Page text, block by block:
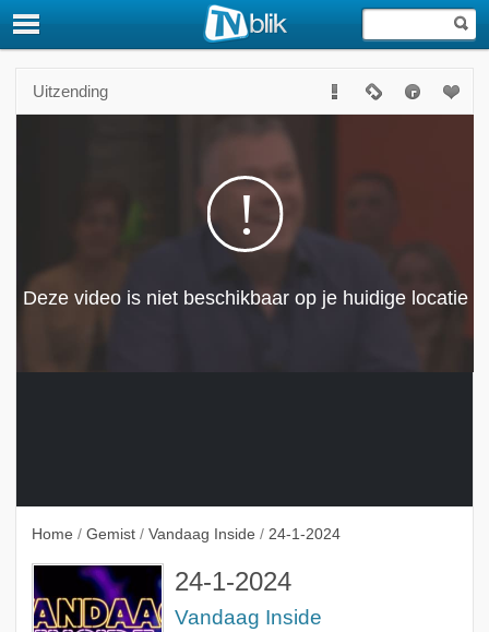
Uitzending
Home / Gemist / Vandaag Inside / 24-1-2024
24-1-2024
Vandaag Inside